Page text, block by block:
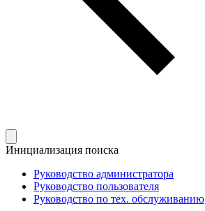
Инициализация поиска
Руководство администратора
Руководство пользователя
Руководство по тех. обслуживанию